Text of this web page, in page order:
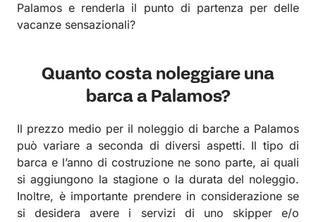
Palamos e renderla il punto di partenza per delle
vacanze sensazionali?
Quanto costa noleggiare una
barca a Palamos?
Il prezzo medio per il noleggio di barche a Palamos
può variare a seconda di diversi aspetti. Il tipo di
barca e l’anno di costruzione ne sono parte, ai quali
si aggiungono la stagione o la durata del noleggio.
Inoltre, è importante prendere in considerazione se
si desidera avere i servizi di uno skipper e/o